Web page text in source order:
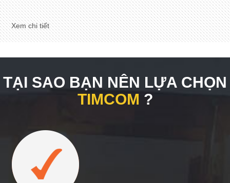
Xem chi tiết
TẠI SAO BẠN NÊN LỰA CHỌN
TIMCOM ?